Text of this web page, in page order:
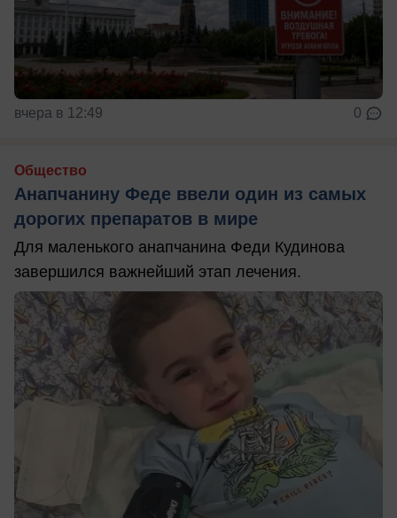
вчера в 12:49 0
Общество
Анапчанину Феде ввели один из самых
дорогих препаратов в мире
Для маленького анапчанина Феди Кудинова
завершился важнейший этап лечения.